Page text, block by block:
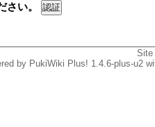
さい。
by PukiWiki Plus! 1.4.6-plus-u2